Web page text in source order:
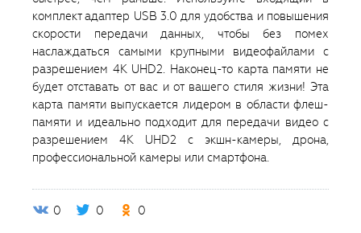
комплект адаптер USB 3.0 для удобства и повышения
скорости передачи данных, чтобы без помех
наслаждаться самыми крупными видеофайлами с
разрешением 4K UHD2. Наконец-то карта памяти не
будет отставать от вас и от вашего стиля жизни! Эта
карта памяти выпускается лидером в области флеш-
памяти и идеально подходит для передачи видео с
разрешением 4K UHD2 с экшн-камеры, дрона,
профессиональной камеры или смартфона.
0 0 0